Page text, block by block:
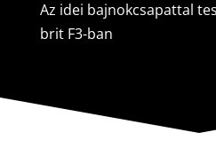
Az idei bajnokcsapattal
brit F3-ban